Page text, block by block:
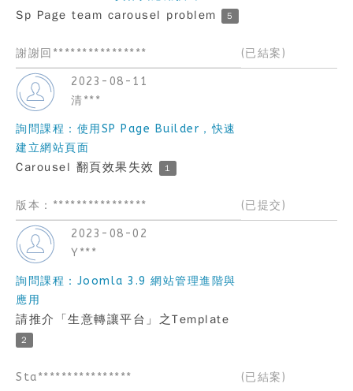
Sp Page team carousel problem 5
謝謝回**************** (已結案)
2023-08-11
清***
詢問課程：使用SP Page Builder，快速
建立網站頁面
Carousel 翻頁效果失效 1
版本：**************** (已提交)
2023-08-02
Y***
詢問課程：Joomla 3.9 網站管理進階與
應用
請推介「生意轉讓平台」之Template
2
Sta**************** (已結案)